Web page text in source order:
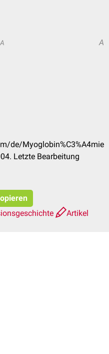
A A
de/Myoglobin%C3%A4mie
Letzte Bearbeitung
Artikel